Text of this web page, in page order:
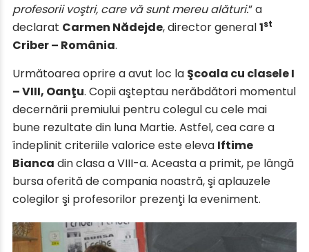
profesorii voştri, care vă sunt mereu alături.” a
declarat Carmen Nădejde, director general1st
Criber – România.
Următoarea oprire a avut loc la Şcoala cu clasele I
– VIII, Oanţu. Copii aşteptau nerăbdători momentul
decernării premiului pentru colegul cu cele mai
bune rezultate din luna Martie. Astfel, cea care a
îndeplinit criteriile valorice este eleva Iftime
Bianca din clasa a VIII-a. Aceasta a primit, pe lângă
bursa oferită de compania noastră, şi aplauzele
colegilor şi profesorilor prezenţi la eveniment.